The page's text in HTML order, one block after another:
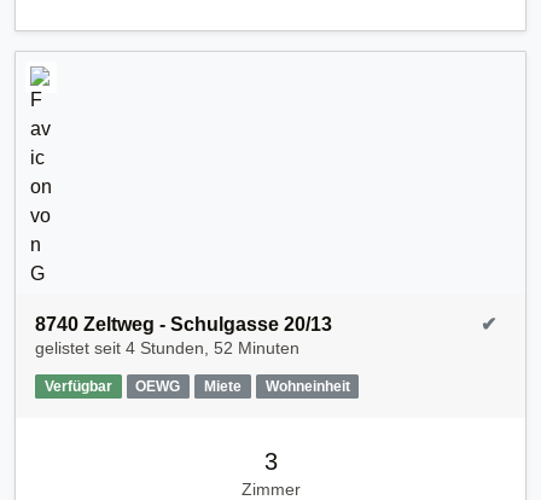
8740 Zeltweg - Schulgasse 20/13
gelistet seit 4 Stunden, 52 Minuten
Verfügbar OEWG Miete Wohneinheit
✔
3
Zimmer